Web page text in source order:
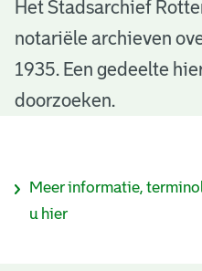
N
o
Het Stadsarchief
notariële archieven
1935. Een gedeelte
doorzoeken.
I
Meer informatie,
u hier